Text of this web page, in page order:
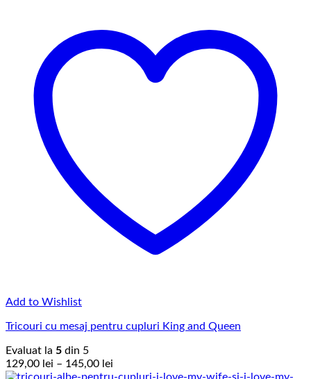
Add to Wishlist
Tricouri cu mesaj pentru cupluri King and Queen
Evaluat la 5 din 5
129,00 lei – 145,00 lei
de